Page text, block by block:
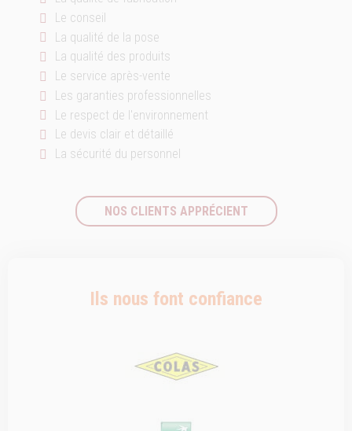
Le conseil
La qualité de la pose
La qualité des produits
Le service après-vente
Les garanties professionnelles
Le respect de l'environnement
Le devis clair et détaillé
La sécurité du personnel
NOS CLIENTS APPRÉCIENT
Ils nous font confiance